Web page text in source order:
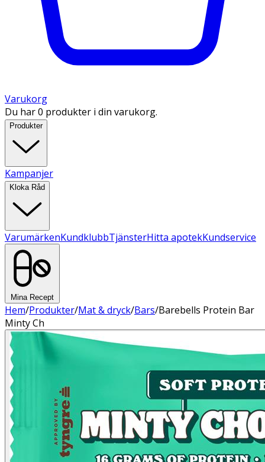
Varukorg
Du har 0 produkter i din varukorg.
Produkter
Kampanjer
Kloka Råd
VarumärkenKundklubbTjänsterHitta apotekKundservice
Mina Recept
Hem/Produkter/Mat & dryck/Bars/Barebells Protein Bar
Minty Ch